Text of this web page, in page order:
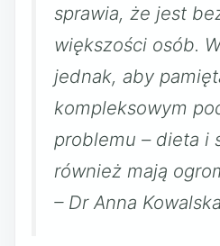
sprawia, że jest
większości osób.
jednak, aby
kompleksowym
problemu – dieta i
również mają
– Dr Anna